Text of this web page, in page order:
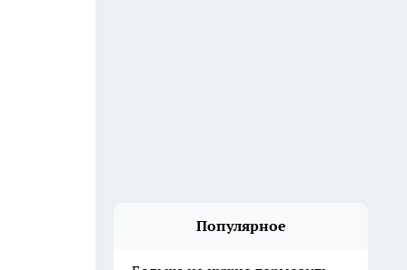
Популярное